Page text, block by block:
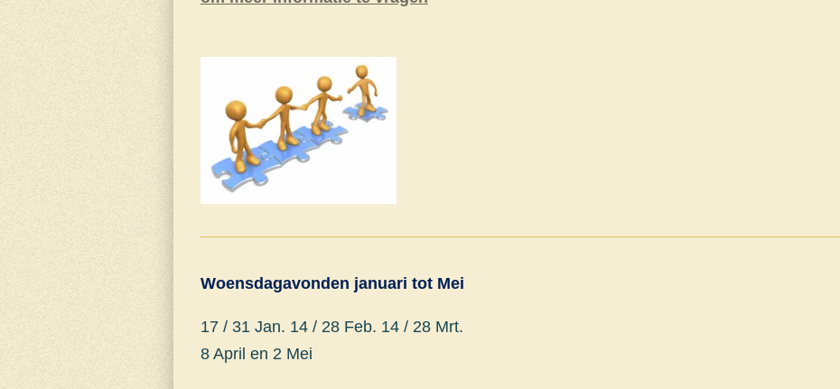
Woensdagavonden januari tot Mei
17 / 31 Jan. 14 / 28 Feb. 14 / 28 Mrt.
8 April en 2 Mei